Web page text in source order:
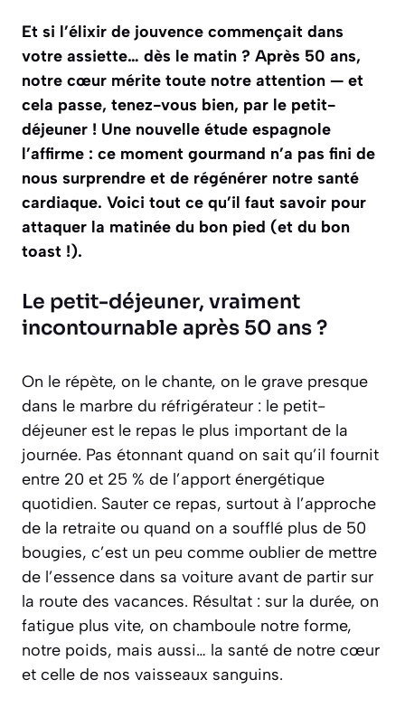
Et si l’élixir de jouvence commençait dans
votre assiette… dès le matin ? Après 50 ans,
notre cœur mérite toute notre attention — et
cela passe, tenez-vous bien, par le petit-
déjeuner ! Une nouvelle étude espagnole
l’affirme : ce moment gourmand n’a pas fini de
nous surprendre et de régénérer notre santé
cardiaque. Voici tout ce qu’il faut savoir pour
attaquer la matinée du bon pied (et du bon
toast !).
Le petit-déjeuner, vraiment
incontournable après 50 ans ?
On le répète, on le chante, on le grave presque
dans le marbre du réfrigérateur : le petit-
déjeuner est le repas le plus important de la
journée. Pas étonnant quand on sait qu’il fournit
entre 20 et 25 % de l’apport énergétique
quotidien. Sauter ce repas, surtout à l’approche
de la retraite ou quand on a soufflé plus de 50
bougies, c’est un peu comme oublier de mettre
de l’essence dans sa voiture avant de partir sur
la route des vacances. Résultat : sur la durée, on
fatigue plus vite, on chamboule notre forme,
notre poids, mais aussi… la santé de notre cœur
et celle de nos vaisseaux sanguins.